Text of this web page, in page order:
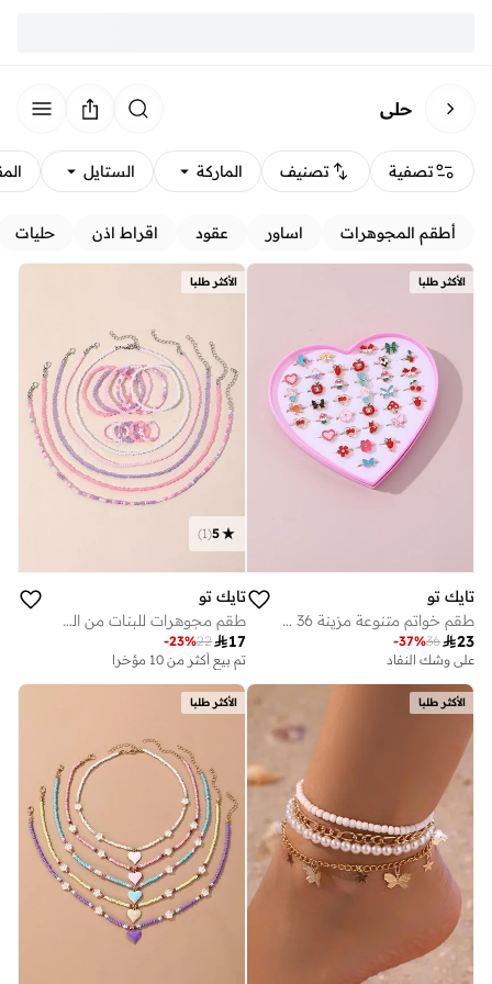
حلي
تصفية تصنيف الماركة الستايل
أطقم المجوهرات اساور عقود اقراط اذن حليات
الأكثر طلبا
تايك تو
طقم خواتم متنوعة مزينة 36 قطعة
23
36
-37%
على وشك النفاد
الأكثر طلبا
5
(
1
)
تايك تو
طقم مجوهرات للبنات من الخرز مكون من قطعة قلادة وسوار وخاتم
17
22
-23%
تم بيع أكثر من 10 مؤخرا
الأكثر طلبا الأكثر طلبا